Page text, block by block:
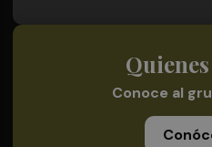
Conoce al